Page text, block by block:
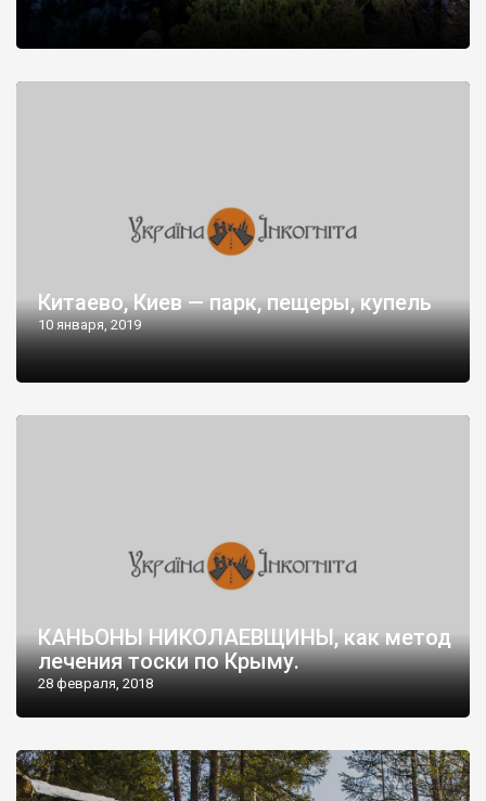
Китаево, Киев — парк, пещеры, купель
10 января, 2019
КАНЬОНЫ НИКОЛАЕВЩИНЫ, как метод
лечения тоски по Крыму.
28 февраля, 2018